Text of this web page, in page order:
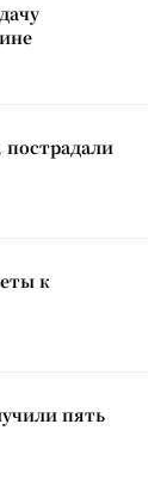
к
пять